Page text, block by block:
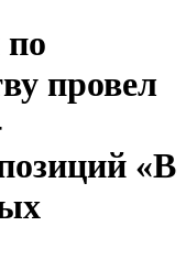
провел
«В